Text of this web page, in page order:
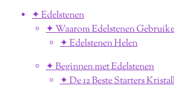
✦ Edelstenen
✦ Waarom Edelstenen
✦ Edelstenen Helen
✦ Beginnen met Edelstenen
✦ De 12 Beste Starters